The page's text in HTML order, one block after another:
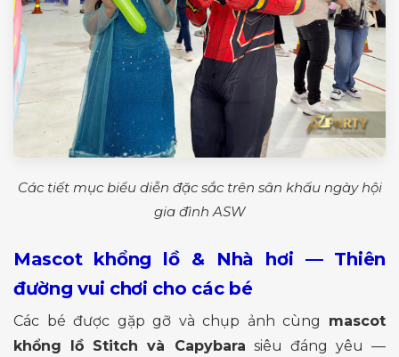
Các tiết mục biểu diễn đặc sắc trên sân khấu ngày hội
gia đình ASW
Mascot khổng lồ & Nhà hơi — Thiên
đường vui chơi cho các bé
Các bé được gặp gỡ và chụp ảnh cùng mascot
khổng lồ Stitch và Capybara siêu đáng yêu —